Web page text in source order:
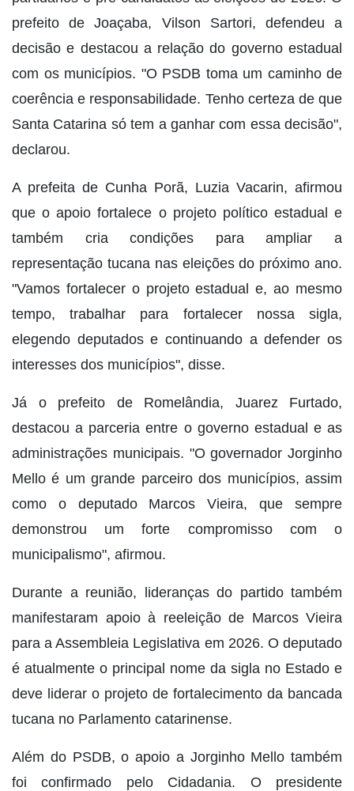
prefeito de Joaçaba, Vilson Sartori, defendeu a
decisão e destacou a relação do governo estadual
com os municípios. "O PSDB toma um caminho de
coerência e responsabilidade. Tenho certeza de que
Santa Catarina só tem a ganhar com essa decisão",
declarou.
A prefeita de Cunha Porã, Luzia Vacarin, afirmou
que o apoio fortalece o projeto político estadual e
também cria condições para ampliar a
representação tucana nas eleições do próximo ano.
"Vamos fortalecer o projeto estadual e, ao mesmo
tempo, trabalhar para fortalecer nossa sigla,
elegendo deputados e continuando a defender os
interesses dos municípios", disse.
Já o prefeito de Romelândia, Juarez Furtado,
destacou a parceria entre o governo estadual e as
administrações municipais. "O governador Jorginho
Mello é um grande parceiro dos municípios, assim
como o deputado Marcos Vieira, que sempre
demonstrou um forte compromisso com o
municipalismo", afirmou.
Durante a reunião, lideranças do partido também
manifestaram apoio à reeleição de Marcos Vieira
para a Assembleia Legislativa em 2026. O deputado
é atualmente o principal nome da sigla no Estado e
deve liderar o projeto de fortalecimento da bancada
tucana no Parlamento catarinense.
Além do PSDB, o apoio a Jorginho Mello também
foi confirmado pelo Cidadania. O presidente